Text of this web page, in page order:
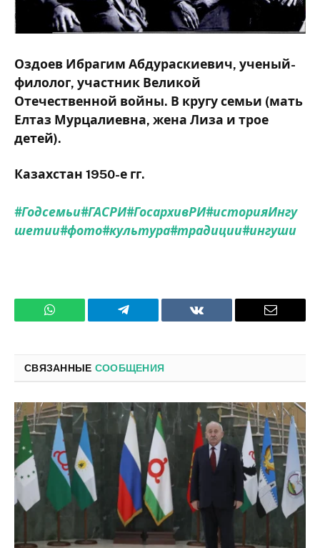
Оздоев Ибрагим Абдураскиевич, ученый-
филолог, участник Великой
Отечественной войны. В кругу семьи (мать
Елтаз Мурцалиевна, жена Лиза и трое
детей).
Казахстан 1950-е гг.
#Годсемьи#ГАСРИ#ГосархивРИ#историяИнгу
шетии#фото#культура#традиции#ингуши
WhatsApp Телеграмм ВКонтакте
СВЯЗАННЫЕ СООБЩЕНИЯ